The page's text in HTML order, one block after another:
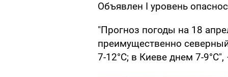
Объявлен I уровень
"Прогноз погоды на 18
преимущественно
7-12°С; в Киеве днем 7-